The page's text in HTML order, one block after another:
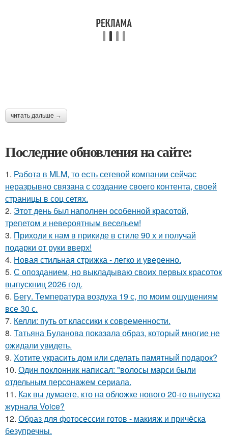
читать дальше →
Последние обновления на сайте:
1. Работа в MLM, то есть сетевой компании сейчас
неразрывно связана с создание своего контента, своей
страницы в соц сетях.
2. Этот день был наполнен особенной красотой,
трепетом и невероятным весельем!
3. Приходи к нам в прикиде в стиле 90 х и получай
подарки от руки вверх!
4. Новая стильная стрижка - легко и уверенно.
5. С опозданием, но выкладываю своих первых красоток
выпускниц 2026 год.
6. Бегу. Температура воздуха 19 с, по моим ощущениям
все 30 с.
7. Келли: путь от классики к современности.
8. Татьяна Буланова показала образ, который многие не
ожидали увидеть.
9. Хотите украсить дом или сделать памятный подарок?
10. Один поклонник написал: "волосы марси были
отдельным персонажем сериала.
11. Как вы думаете, кто на обложке нового 20-го выпуска
журнала Voice?
12. Образ для фотосессии готов - макияж и причёска
безупречны.